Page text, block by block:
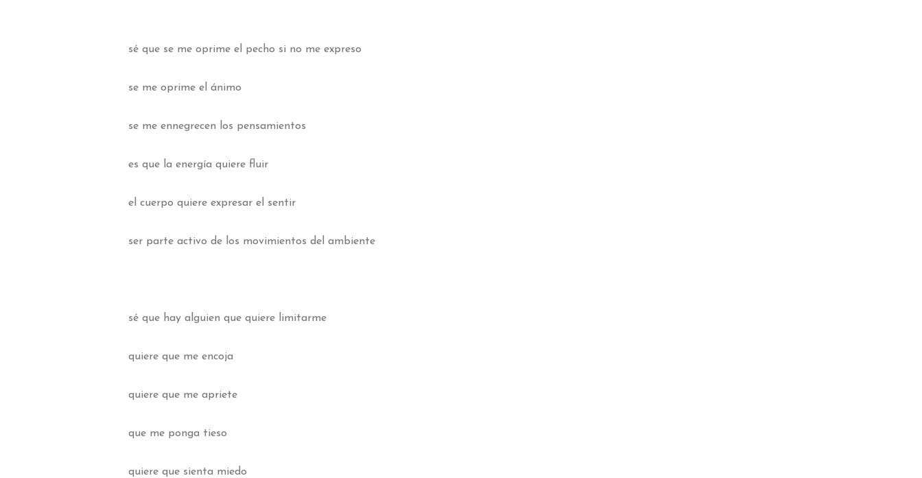
sé que se me oprime el pecho si no me expreso
se me oprime el ánimo
se me ennegrecen los pensamientos
es que la energía quiere fluir
el cuerpo quiere expresar el sentir
ser parte activo de los movimientos del ambiente
sé que hay alguien que quiere limitarme
quiere que me encoja
quiere que me apriete
que me ponga tieso
quiere que sienta miedo